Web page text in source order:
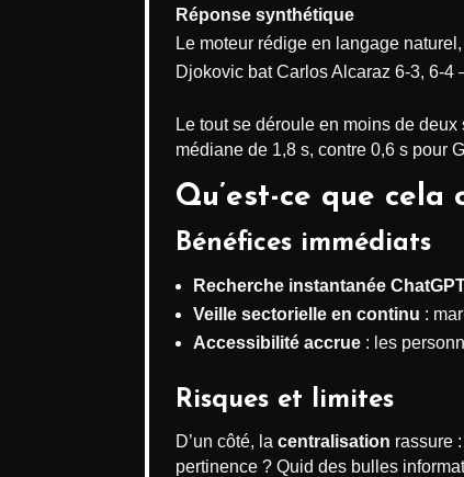
Réponse synthétique
Le moteur rédige en langage
Djokovic bat Carlos Alcaraz 6-3, 6-
Le tout se déroule en moins de
médiane de 1,8 s, contre 0,6 s pour
Qu’est-ce que
Bénéfices immédiats
Recherche instantanée
Veille sectorielle en continu :
Accessibilité accrue : les
Risques et limites
D’un côté, la centralisation rassure
pertinence ? Quid des bulles